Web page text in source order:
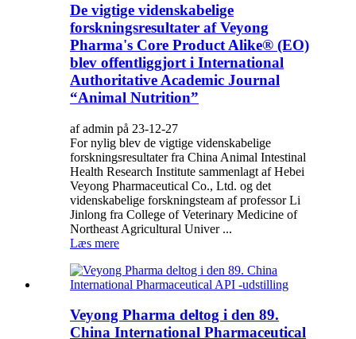
De vigtige videnskabelige
forskningsresultater af Veyong
Pharma's Core Product Alike® (EO)
blev offentliggjort i International
Authoritative Academic Journal
“Animal Nutrition”
af admin på 23-12-27
For nylig blev de vigtige videnskabelige
forskningsresultater fra China Animal Intestinal
Health Research Institute sammenlagt af Hebei
Veyong Pharmaceutical Co., Ltd. og det
videnskabelige forskningsteam af professor Li
Jinlong fra College of Veterinary Medicine of
Northeast Agricultural Univer ...
Læs mere
Veyong Pharma deltog i den 89.
China International Pharmaceutical